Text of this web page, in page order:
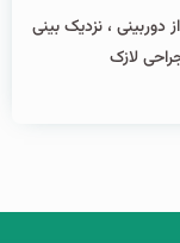
، نزدیک بینی
لازک